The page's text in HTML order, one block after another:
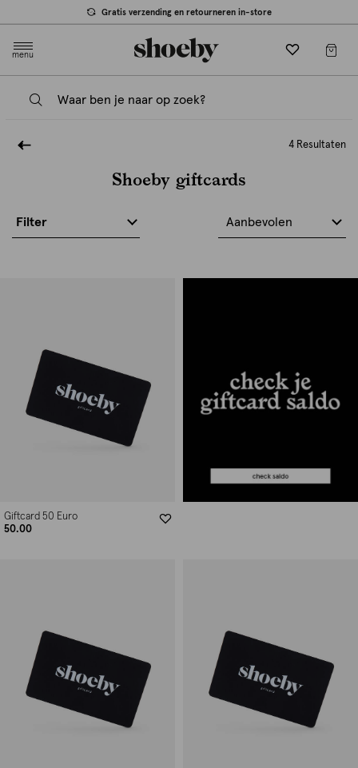
Gratis verzending en retourneren in-store
menu
4 Resultaten
Shoeby giftcards
Filter Aanbevolen
Giftcard 50 Euro
50.00